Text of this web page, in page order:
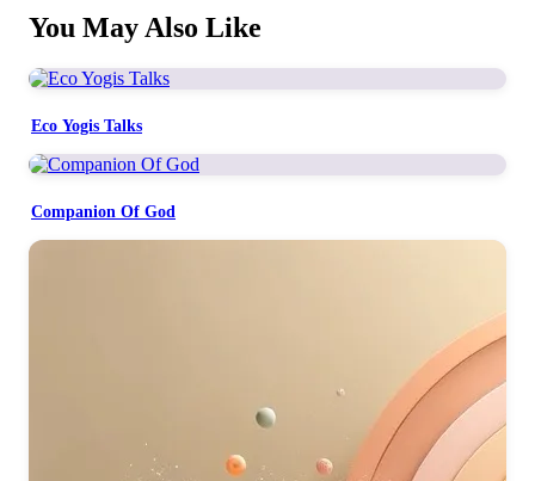
You May Also Like
Eco Yogis Talks
Companion Of God